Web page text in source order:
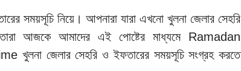
সময়সূচি নিয়ে। আপনারা যারা এখনো খুলনা জেলার সেহরি
আজকে আমাদের এই পোষ্টের মাধ্যমে Ramadan
জেলার সেহরি ও ইফতারের সময়সূচি সংগ্রহ করতে